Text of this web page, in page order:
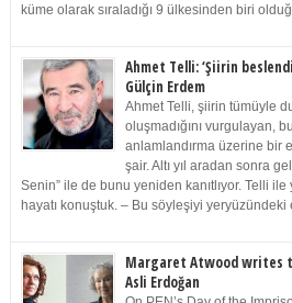
küme olarak sıraladığı 9 ülkesinden biri
Ahmet Telli: ‘Şiirin
Gülçin Erdem
Ahmet Telli, şiirin tümüyle
oluşmadığını vurgulayan,
anlamlandırma üzerine bir
şair. Altı yıl aradan sonra
Senin” ile de bunu yeniden kanıtlıyor. Telli ile
hayatı konuştuk. – Bu söyleşiyi yeryüzündeki
Margaret Atwood writes
Asli Erdoğan